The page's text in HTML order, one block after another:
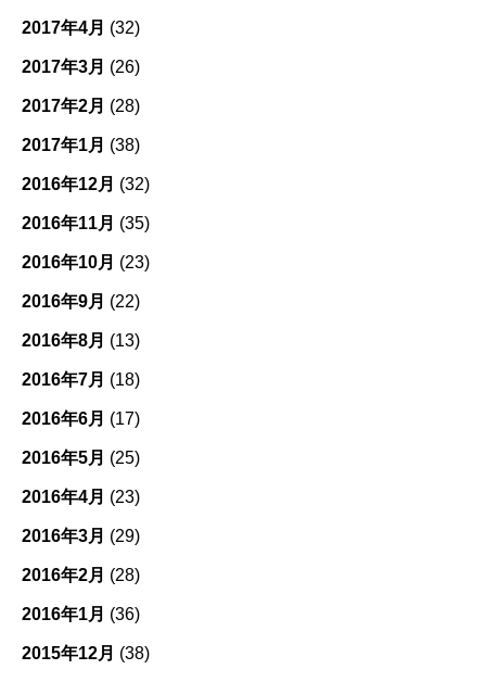
2017年4月 (32)
2017年3月 (26)
2017年2月 (28)
2017年1月 (38)
2016年12月 (32)
2016年11月 (35)
2016年10月 (23)
2016年9月 (22)
2016年8月 (13)
2016年7月 (18)
2016年6月 (17)
2016年5月 (25)
2016年4月 (23)
2016年3月 (29)
2016年2月 (28)
2016年1月 (36)
2015年12月 (38)